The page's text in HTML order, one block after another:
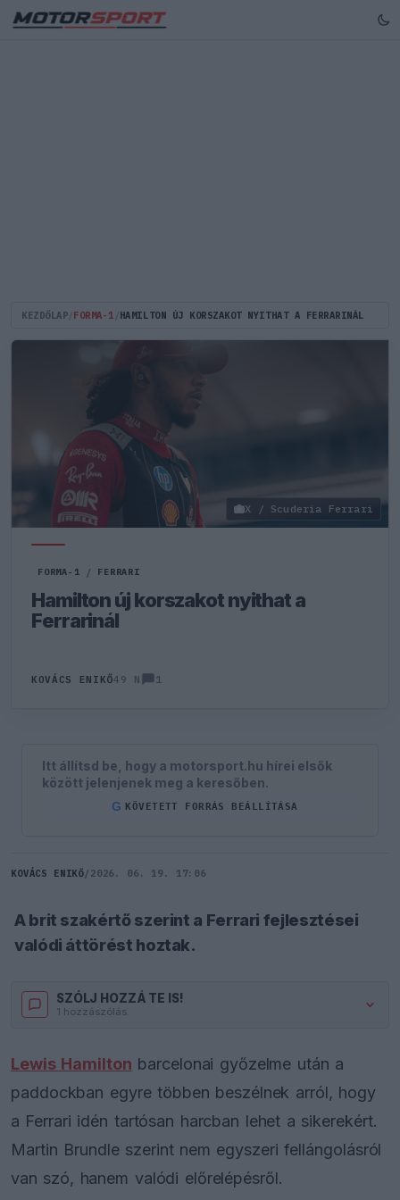
KEZDŐLAP FORMA-1 HAMILTON ÚJ KORSZAKOT NYITHAT A FERRARINÁL
X / Scuderia Ferrari
FORMA-1 / FERRARI
Hamilton új korszakot nyithat a
Ferrarinál
KOVÁCS ENIKŐ49 N 1
Itt állítsd be, hogy a motorsport.hu hírei elsők
között jelenjenek meg a keresőben.
G KÖVETETT FORRÁS BEÁLLÍTÁSA
KOVÁCS ENIKŐ/ 2026. 06. 19. 17:06
A brit szakértő szerint a Ferrari fejlesztései
valódi áttörést hoztak.
SZÓLJ HOZZÁ TE IS!
1 hozzászólás.
Lewis Hamilton barcelonai győzelme után a
paddockban egyre többen beszélnek arról, hogy
a Ferrari idén tartósan harcban lehet a sikerekért.
Martin Brundle szerint nem egyszeri fellángolásról
van szó, hanem valódi előrelépésről.